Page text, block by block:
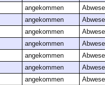
angekommen
angekommen
angekommen
angekommen
angekommen
angekommen
angekommen